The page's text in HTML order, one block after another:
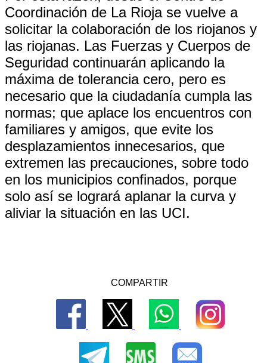
Coordinación de La Rioja se vuelve a
solicitar la colaboración de los riojanos y
las riojanas. Las Fuerzas y Cuerpos de
Seguridad continuarán aplicando la
máxima de tolerancia cero, pero es
necesario que la ciudadanía cumpla las
normas; que aplace los encuentros con
familiares y amigos, que evite los
desplazamientos innecesarios, que
extremen las precauciones, sobre todo
en los municipios confinados, porque
solo así se logrará aplanar la curva y
aliviar la situación en las UCI.
COMPARTIR